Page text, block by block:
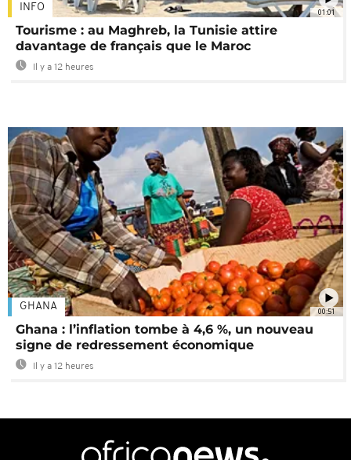
01:01
INFO
Tourisme : au Maghreb, la Tunisie attire
davantage de français que le Maroc
Il y a 12 heures
00:51
GHANA
Ghana : l’inflation tombe à 4,6 %, un nouveau
signe de redressement économique
Il y a 12 heures